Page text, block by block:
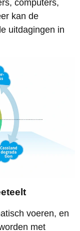
computers,
kan de
uitdagingen in
voeren, en
met